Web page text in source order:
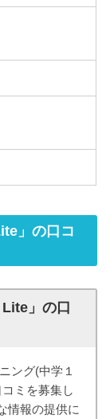
」の口コ
」の口
ング(中学１
ミを募集し
情報の提供に